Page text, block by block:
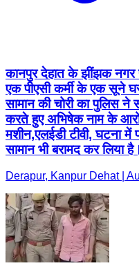
कानपुर देहात के झींझक नगर
एक पीएसी कर्मी के एक सूने
सामान की चोरी का पुलिस ने
करते हुए अभिषेक नाम के
मशीन,एलईडी टीवी, घटना
सामान भी बरामद कर लिया है।
Derapur, Kanpur Dehat |